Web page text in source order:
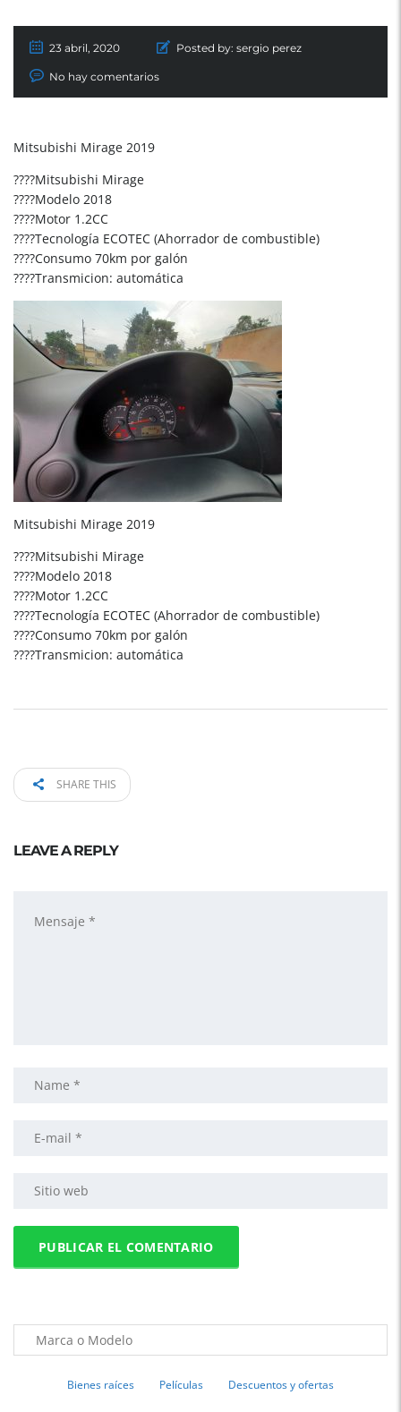
23 abril, 2020 Posted by: sergio perez
No hay comentarios
Mitsubishi Mirage 2019
????Mitsubishi Mirage
????Modelo 2018
????Motor 1.2CC
????Tecnología ECOTEC (Ahorrador de combustible)
????Consumo 70km por galón
????Transmicion: automática
Mitsubishi Mirage 2019
????Mitsubishi Mirage
????Modelo 2018
????Motor 1.2CC
????Tecnología ECOTEC (Ahorrador de combustible)
????Consumo 70km por galón
????Transmicion: automática
SHARE THIS
LEAVE A REPLY
Bienes raíces Películas Descuentos y ofertas